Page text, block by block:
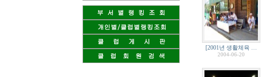
[2001년 생활체육 …
2004-06-20